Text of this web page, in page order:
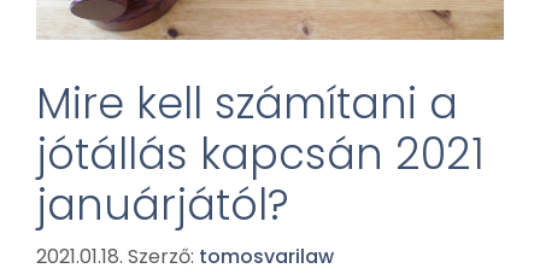
Mire kell számítani a
jótállás kapcsán 2021
januárjától?
2021.01.18. Szerző: tomosvarilaw